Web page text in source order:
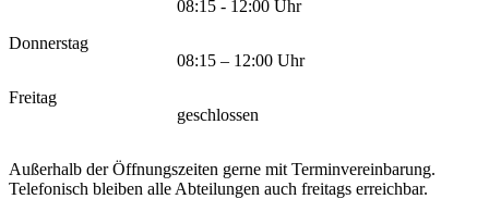
08:15 - 12:00 Uhr
Donnerstag
08:15 – 12:00 Uhr
Freitag
geschlossen
Außerhalb der Öffnungszeiten gerne mit Terminvereinbarung.
Telefonisch bleiben alle Abteilungen auch freitags erreichbar.